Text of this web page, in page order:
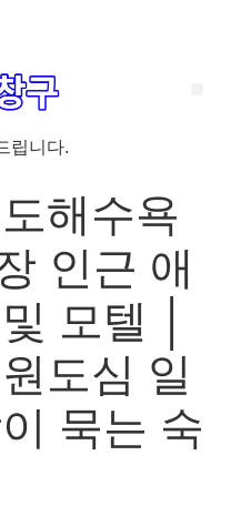
립니다.
해수욕
인근 애
모텔 │
도심 일
묵는 숙